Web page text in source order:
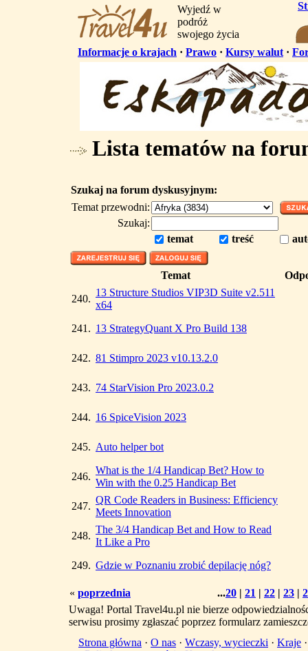
Wyjedź w
podróż
swojego życia
Informacje o krajach · Prawo · Kursy walut ·
Lista tematów na
Szukaj na forum dyskusyjnym:
Temat przewodni:
Szukaj:
temat
treść
Temat
240.
13 Structure Studios VIP3D Suite v2.511
x64
241. 13 StrategyQuant X Pro Build 138
242. 81 Stimpro 2023 v10.13.2.0
243. 74 StarVision Pro 2023.0.2
244. 16 SpiceVision 2023
245. Auto helper bot
246.
What is the 1/4 Handicap Bet? How to
Win with the 0.25 Handicap Bet
247.
QR Code Readers in Business: Efficiency
Meets Innovation
248.
The 3/4 Handicap Bet and How to Read
It Like a Pro
249. Gdzie w Poznaniu zrobić depilację nóg?
« poprzednia ...20 | 21 | 22 | 23 |
Uwaga! Portal Travel4u.pl nie bierze
serwisu prosimy zgłaszać poprzez formularz
Strona główna · O nas · Wczasy, wycieczki · Kraje